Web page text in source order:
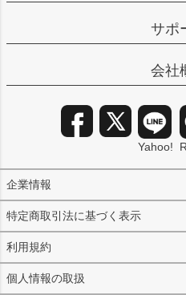
サポ
会社
企業情報
特定商取引法に基づく表示
利用規約
個人情報の取扱
Yahoo!